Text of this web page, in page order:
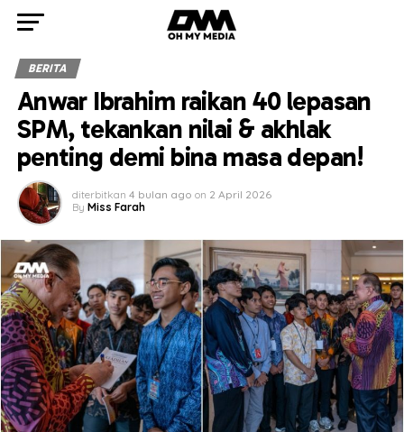
BERITA
Anwar Ibrahim raikan 40 lepasan
SPM, tekankan nilai & akhlak
penting demi bina masa depan!
diterbitkan 4 bulan ago on 2 April 2026
By Miss Farah